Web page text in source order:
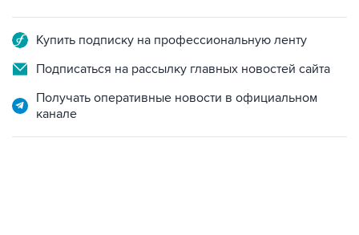
Подписаться на рассылку главных новостей сайта
Получать оперативные новости в официальном